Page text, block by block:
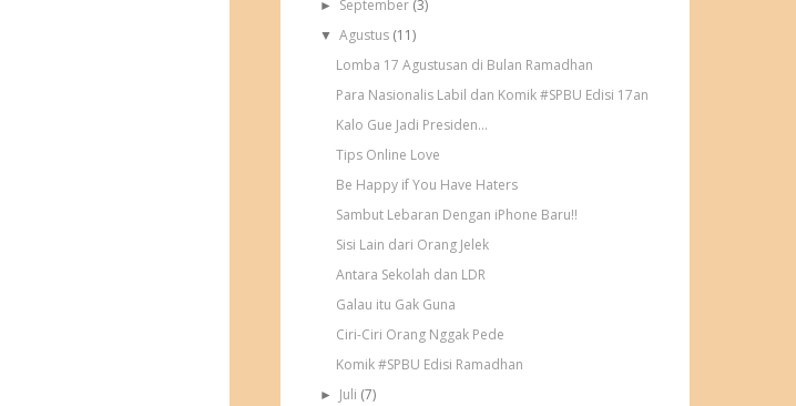
► September (3)
▼ Agustus (11)
Lomba 17 Agustusan di Bulan Ramadhan
Para Nasionalis Labil dan Komik #SPBU Edisi 17an
Kalo Gue Jadi Presiden...
Tips Online Love
Be Happy if You Have Haters
Sambut Lebaran Dengan iPhone Baru!!
Sisi Lain dari Orang Jelek
Antara Sekolah dan LDR
Galau itu Gak Guna
Ciri-Ciri Orang Nggak Pede
Komik #SPBU Edisi Ramadhan
► Juli (7)